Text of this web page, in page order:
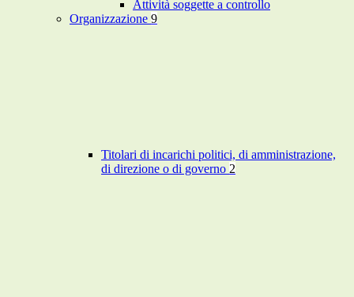
Attività soggette a controllo
Organizzazione 9
Titolari di incarichi politici, di amministrazione,
di direzione o di governo 2